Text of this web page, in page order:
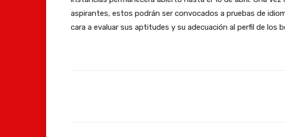
aspirantes, estos podrán ser convocados a pruebas de
cara a evaluar sus aptitudes y su adecuación al perfil de los